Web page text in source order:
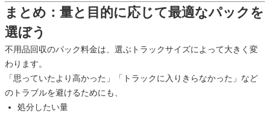
まとめ：量と目的に応じて最適なパックを
選ぼう
不用品回収のパック料金は、選ぶトラックサイズによって大きく変
わります。
「思っていたより高かった」「トラックに入りきらなかった」など
のトラブルを避けるためにも、
処分したい量